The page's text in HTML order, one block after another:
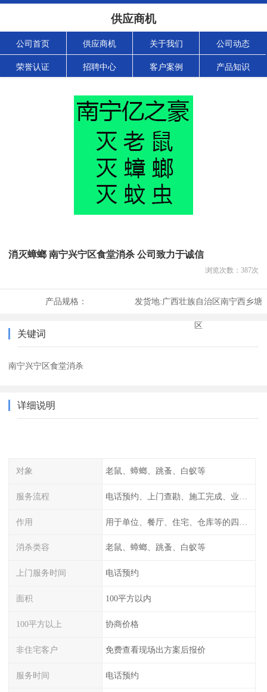
供应商机
公司首页 供应商机 关于我们 公司动态
荣誉认证 招聘中心 客户案例 产品知识
消灭蟑螂 南宁兴宁区食堂消杀 公司致力于诚信
浏览次数： 387次
产品规格： 发货地:广西壮族自治区南宁西乡塘
区
关键词
南宁兴宁区食堂消杀
详细说明
对象 老鼠、蟑螂、跳蚤、白蚁等
服务流程
作用
消杀类容 老鼠、蟑螂、跳蚤、白蚁等
上门服务时间 电话预约
面积 100平方以内
100平方以上 协商价格
非住宅客户 免费查看现场出方案后报价
服务时间 电话预约